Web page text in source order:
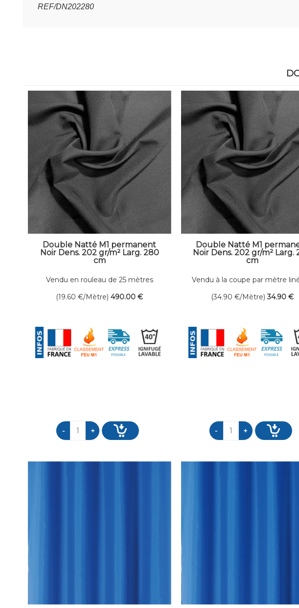
REF/DN202280
Double Natté M1 permanent
Noir Dens. 202 gr/m² Larg. 280
cm
Vendu en rouleau de 25 mètres
(19.60€/Mètre) 490.00 €
Double Natté M1
Noir Dens. 202 gr/m² Larg.
cm
Vendu à la coupe par mètre
(34.90€/Mètre) 34.90 €